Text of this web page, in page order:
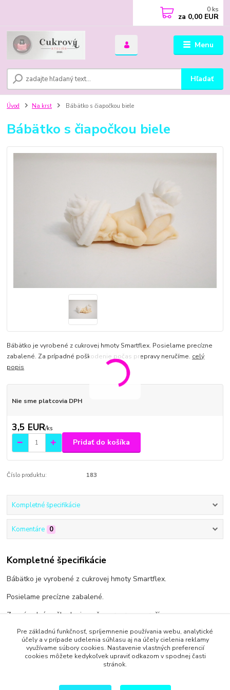
Menu
Hľadať
0 ks
za 0,00 EUR
Úvod Na krst Bábätko s čiapočkou biele
Bábätko s čiapočkou biele
Bábätko je vyrobené z cukrovej hmoty Smartflex. Posielame precízne
zabalené. Za prípadné poškodenie počas prepravy neručíme. celý
popis
Nie sme platcovia DPH
3,5 EUR/ks
Pridať do košíka
Číslo produktu: 183
Kompletné špecifikácie
Komentáre 0
Kompletné špecifikácie
Bábätko je vyrobené z cukrovej hmoty Smartflex.
Posielame precízne zabalené.
Za prípadné poškodenie počas prepravy neručíme.
Tovar zaradený v kategóriách
Pre základnú funkčnosť, spríjemnenie používania webu, analytické
účely a v prípade udelenia súhlasu aj na účely cielenia reklamy
využívame súbory cookies. Nastavenie vlastných preferencií
cookies môžete kedykoľvek upraviť odkazom v spodnej časti
stránok.